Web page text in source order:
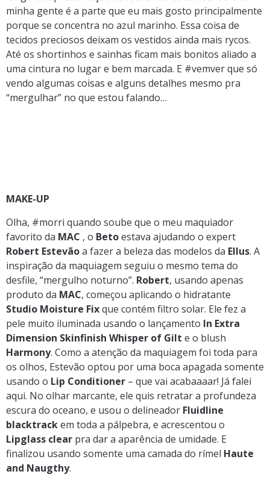
minha gente é a parte que eu mais gosto principalmente
porque se concentra no azul marinho. Essa coisa de
tecidos preciosos deixam os vestidos ainda mais rycos.
Até os shortinhos e sainhas ficam mais bonitos aliado a
uma cintura no lugar e bem marcada. E #vemver que só
vendo algumas coisas e alguns detalhes mesmo pra
“mergulhar” no que estou falando…
MAKE-UP
Olha, #morri quando soube que o meu maquiador
favorito da MAC , o Betoestava ajudando o expert
Robert Estevãoa fazer a beleza das modelos da Ellus. A
inspiração da maquiagem seguiu o mesmo tema do
desfile, “mergulho noturno”. Robert, usando apenas
produto da MAC, começou aplicando o hidratante
Studio Moisture Fixque contém filtro solar. Ele fez a
pele muito iluminada usando o lançamento In Extra
Dimension Skinfinish Whisper of Gilt e o blush
Harmony. Como a atenção da maquiagem foi toda para
os olhos, Estevão optou por uma boca apagada somente
usando o Lip Conditioner – que vai acabaaaar! Já falei
aqui. No olhar marcante, ele quis retratar a profundeza
escura do oceano, e usou o delineador Fluidline
blacktrackem toda a pálpebra, e acrescentou o
Lipglass clear pra dar a aparência de umidade. E
finalizou usando somente uma camada do rímel Haute
and Naugthy.